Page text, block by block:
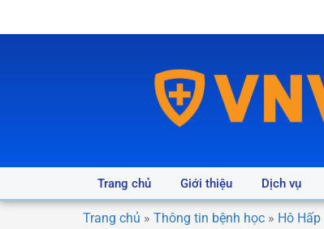
Trang chủ Giới thiệu Dịch vụ
Trang chủ » Thông tin bệnh học » Hô Hấp